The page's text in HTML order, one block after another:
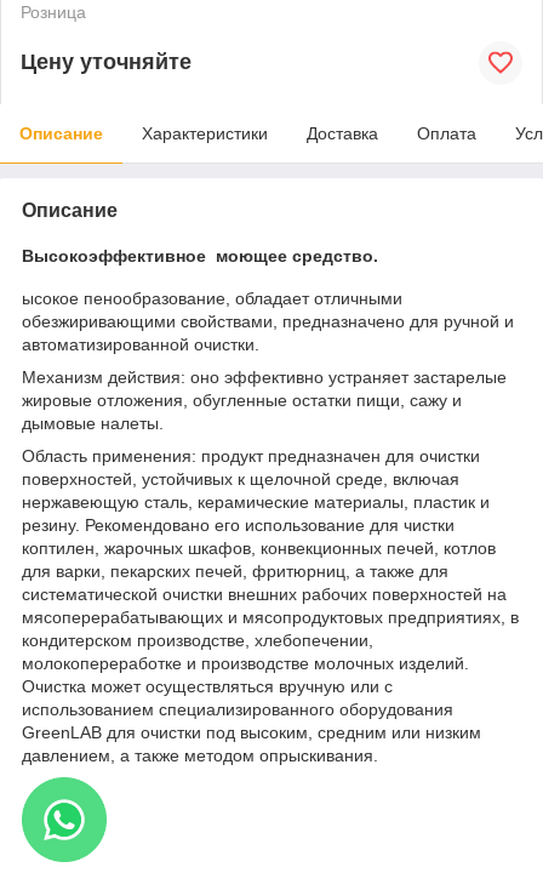
Розница
Цену уточняйте
Описание Характеристики Доставка Оплата
Описание
Высокоэффективное моющее средство.
ысокое пенообразование, обладает отличными
обезжиривающими свойствами, предназначено для ручной и
автоматизированной очистки.
Механизм действия: оно эффективно устраняет застарелые
жировые отложения, обугленные остатки пищи, сажу и
дымовые налеты.
Область применения: продукт предназначен для очистки
поверхностей, устойчивых к щелочной среде, включая
нержавеющую сталь, керамические материалы, пластик и
резину. Рекомендовано его использование для чистки
коптилен, жарочных шкафов, конвекционных печей, котлов
для варки, пекарских печей, фритюрниц, а также для
систематической очистки внешних рабочих поверхностей на
мясоперерабатывающих и мясопродуктовых предприятиях, в
кондитерском производстве, хлебопечении,
молокопереработке и производстве молочных изделий.
Очистка может осуществляться вручную или с
использованием специализированного оборудования
GreenLAB для очистки под высоким, средним или низким
давлением, а также методом опрыскивания.